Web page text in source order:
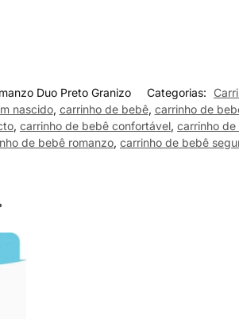
Duo Preto Granizo Categorias:
nascido, carrinho de bebê, carrinho de
, carrinho de bebê confortável, carrinho
de bebê romanzo, carrinho de bebê